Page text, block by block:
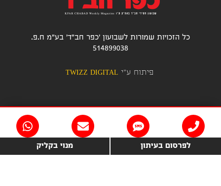
כל הזכויות שמורות לשבועון 'כפר חב"ד' בע"מ ח.פ.
514899038
פיתוח ע"י TWIZZ DIGITAL
לפרסום בעיתון מנוי בקליק